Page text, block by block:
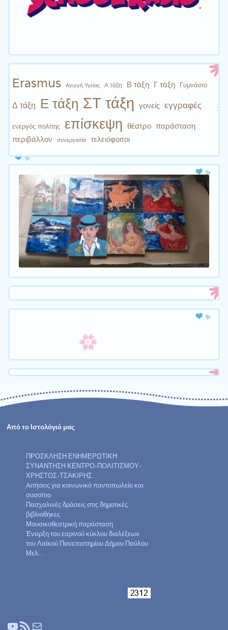
Erasmus Αγωγή Υγείας Α τάξη Β τάξη Γ τάξη Γυμνάσιο
Δ τάξη Ε τάξη ΣΤ τάξη γονείς εγγραφές
ενεργός πολίτης επίσκεψη θέατρο παράσταση
περιβάλλον
συνεργασία τελειόφοιτοι
Από το Ιστολόγιό μας
ΠΡΟΣΚΛΗΣΗ ΕΝΗΜΕΡΩΤΙΚΗ
ΣΥΝΑΝΤΗΣΗ ΚΕΝΤΡΟ-ΠΟΛΙΤΙΣΜΟΥ-
ΧΡΗΣΤΟΣ-ΤΣΑΚΙΡΗΣ
Aιτήσεις για κοινωνικό παντοπωλείο και
συσσίτιο
Πασχαλινές δράσεις στις δημοτικές
βιβλιοθήκες
Μουσικοθεατρική παράσταση
Έναρξη του εαρινού κύκλου διαλέξεων
του Λαϊκού Πανεπιστημίου Δήμου Παύλου
Μελ…
YouTube
Τροφοδοσία RSS
Mail